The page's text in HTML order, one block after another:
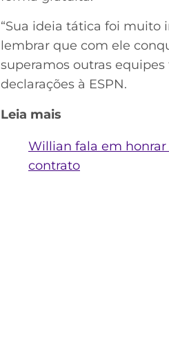
“Sua ideia tática foi muito
lembrar que com ele
superamos outras
declarações à ESPN.
Leia mais
Willian fala em
contrato